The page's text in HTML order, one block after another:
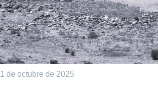
1 de octubre de 2025